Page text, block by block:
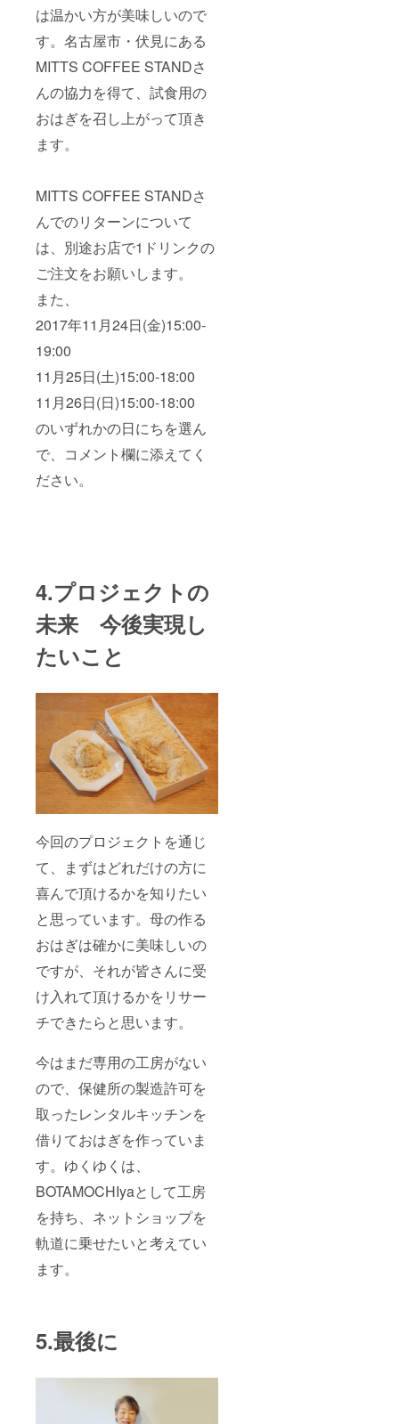
は温かい方が美味しいので
す。名古屋市・伏見にある
MITTS COFFEE STANDさ
んの協力を得て、試食用の
おはぎを召し上がって頂き
ます。
MITTS COFFEE STANDさ
んでのリターンについて
は、別途お店で1ドリンクの
ご注文をお願いします。
また、
2017年11月24日(金)15:00-
19:00
11月25日(土)15:00-18:00
11月26日(日)15:00-18:00
のいずれかの日にちを選ん
で、コメント欄に添えてく
ださい。
4.プロジェクトの
未来 今後実現し
たいこと
今回のプロジェクトを通じ
て、まずはどれだけの方に
喜んで頂けるかを知りたい
と思っています。母の作る
おはぎは確かに美味しいの
ですが、それが皆さんに受
け入れて頂けるかをリサー
チできたらと思います。
今はまだ専用の工房がない
ので、保健所の製造許可を
取ったレンタルキッチンを
借りておはぎを作っていま
す。ゆくゆくは、
BOTAMOCHIyaとして工房
を持ち、ネットショップを
軌道に乗せたいと考えてい
ます。
5.最後に